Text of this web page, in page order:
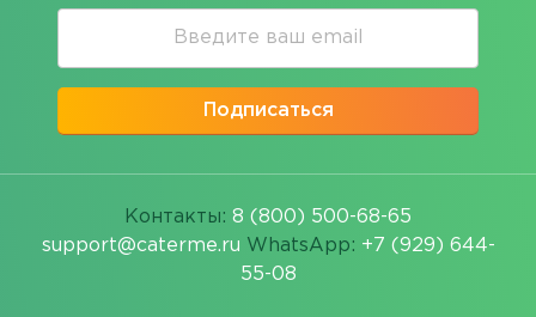
Подписаться
Контакты: 8 (800) 500-68-65
support@caterme.ru WhatsApp: +7 (929) 644-
55-08